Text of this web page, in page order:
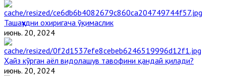
Ташаҳҳудни охиригача ўқимаслик
июнь. 20, 2024
Ҳайз кўрган аёл видолашув тавофини қандай қилади?
июнь. 20, 2024